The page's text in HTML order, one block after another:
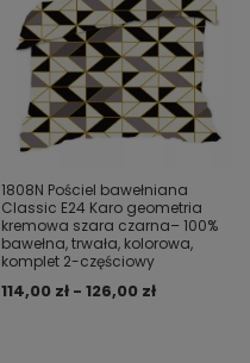
1808N Pościel bawełniana
Classic E24 Karo geometria
kremowa szara czarna– 100%
bawełna, trwała, kolorowa,
komplet 2-częściowy
114,00 zł - 126,00 zł